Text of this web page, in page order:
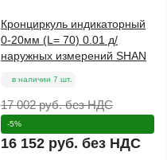
Кронциркуль индикаторный
0-20мм (L= 70) 0.01 д/
наружных измерений SHAN
в наличии 7 шт.
17 002 руб.без НДС
-5%
16 152 руб. без НДС